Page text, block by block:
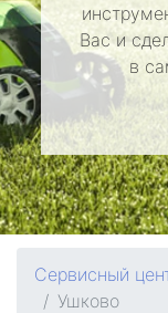
Вас и
в
Сервисный
Ушково